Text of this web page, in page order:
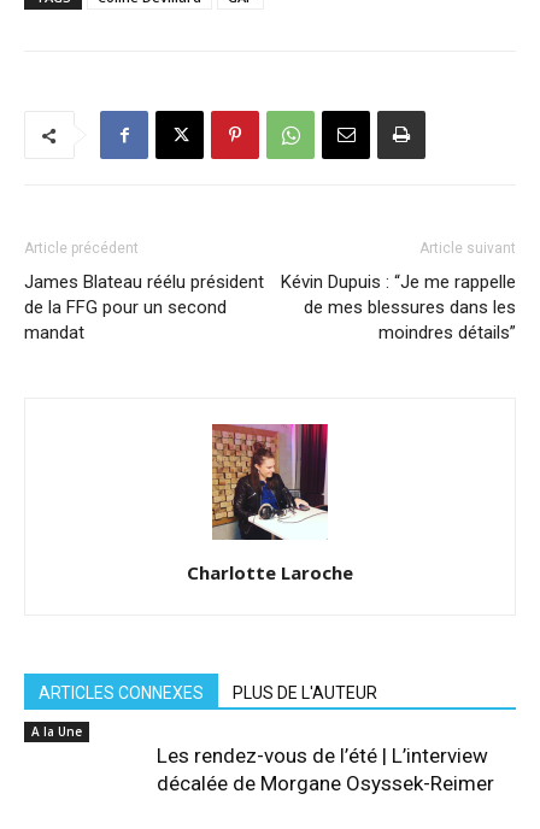
Article précédent
James Blateau réélu président
de la FFG pour un second
mandat
Article suivant
Kévin Dupuis : “Je me rappelle
de mes blessures dans les
moindres détails”
Charlotte Laroche
ARTICLES CONNEXES PLUS DE L'AUTEUR
A la Une
Les rendez-vous de l’été | L’interview
décalée de Morgane Osyssek-Reimer